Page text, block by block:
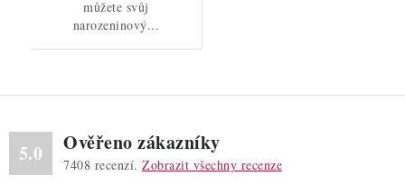
můžete svůj
narozeninový...
5.0 Ověřeno zákazníky
7408 recenzí. Zobrazit všechny recenze